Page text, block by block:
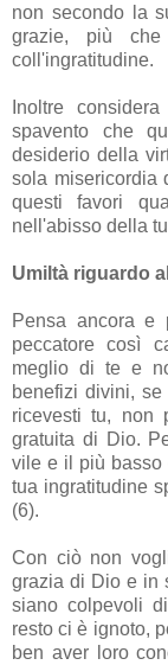
non secondo la
grazie, più
coll'ingratitudine.
Inoltre
spavento che
desiderio della
sola misericordia
questi favori
nell'abisso della
Umiltà riguardo
Pensa ancora e
peccatore così
meglio di te e
benefizi divini,
ricevesti tu, non
gratuita di Dio.
vile e il più basso
tua ingratitudine
(6).
Con ciò non
grazia di Dio e in
siano colpevoli
resto ci è ignoto,
ben aver loro